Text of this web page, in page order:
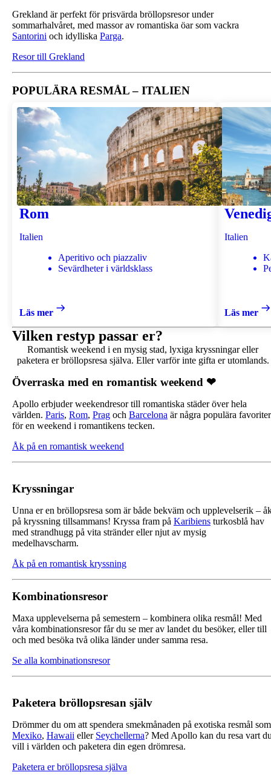
Grekland är perfekt för prisvärda bröllopsresor under
sommarhalvåret, med massor av romantiska öar som vackra
Santorini och idylliska Parga.
Resor till Grekland
POPULÄRA RESMÅL – ITALIEN
Rom
Italien
Aperitivo och piazzaliv
Sevärdheter i världsklass
Läs mer
Italien
Läs mer
Vilken restyp passar er?
Romantisk weekend i en mysig stad, lyxiga kryssningar eller
paketera er bröllopsresa själva. Eller varför inte gifta er utomlands.
Överraska med en romantisk weekend ❤
Apollo erbjuder weekendresor till romantiska städer över hela
världen. Paris, Rom, Prag och Barcelona är några populära favoriter
för en weekend i romantikens tecken.
Åk på en romantisk weekend
Kryssningar
Unna er en bröllopsresa som är både bekväm och upplevelserik –
på kryssning tillsammans! Kryssa fram på Karibiens turkosblå hav
med strandhugg på vita stränder eller njut av mysig
medelhavscharm.
Åk på en romantisk kryssning
Kombinationsresor
Maxa upplevelserna på semestern – kombinera olika resmål! Med
våra kombinationsresor får du se mer av landet du besöker, eller till
och med besöka två olika länder under samma resa.
Se alla kombinationsresor
Paketera bröllopsresan själv
Drömmer du om att spendera smekmånaden på exotiska resmål som
Mexiko, Hawaii eller Seychellerna? Med Apollo kan du resa vart
vill i världen och paketera din egen drömresa.
Paketera er bröllopsresa själva